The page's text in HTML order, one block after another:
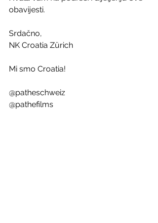
obavijesti.
Srdačno,
NK Croatia Zürich
Mi smo Croatia!
@patheschweiz
@pathefilms